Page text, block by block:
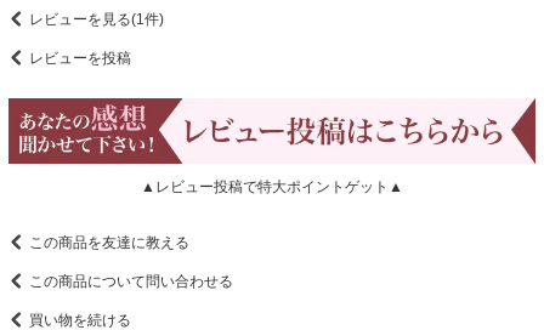
レビューを見る(1件)
レビューを投稿
▲レビュー投稿で特大ポイントゲット▲
この商品を友達に教える
この商品について問い合わせる
買い物を続ける